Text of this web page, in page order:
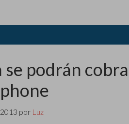
se podrán
por Luz